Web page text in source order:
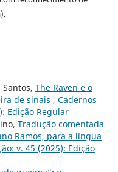
The Raven e o
de sinais , Cadernos
Edição Regular
Tradução comentada
Ramos, para a língua
v. 45 (2025): Edição